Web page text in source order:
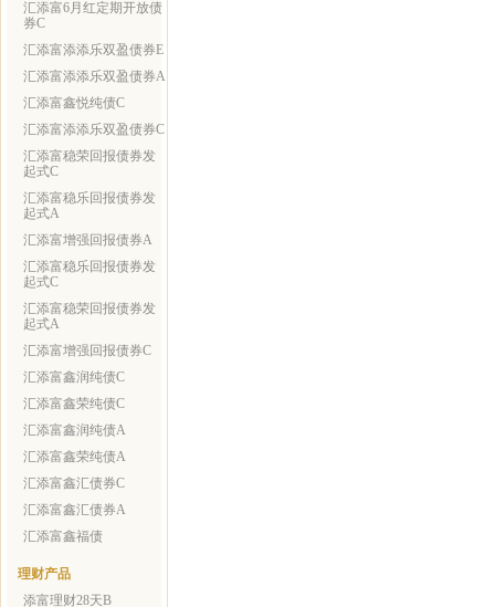
汇添富6月红定期开放债
券C
汇添富添添乐双盈债券E
汇添富添添乐双盈债券A
汇添富鑫悦纯债C
汇添富添添乐双盈债券C
汇添富稳荣回报债券发
起式C
汇添富稳乐回报债券发
起式A
汇添富增强回报债券A
汇添富稳乐回报债券发
起式C
汇添富稳荣回报债券发
起式A
汇添富增强回报债券C
汇添富鑫润纯债C
汇添富鑫荣纯债C
汇添富鑫润纯债A
汇添富鑫荣纯债A
汇添富鑫汇债券C
汇添富鑫汇债券A
汇添富鑫福债
理财产品
添富理财28天B